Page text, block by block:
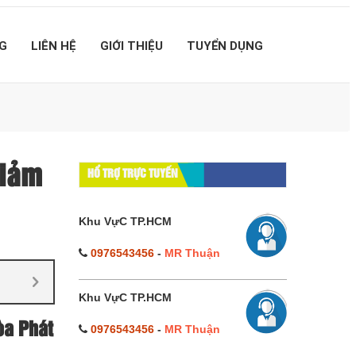
LIÊN HỆ GIỚI THIỆU TUYỂN DỤNG
Phát
HỔ TRỢ TRỰC TUYẾN
Khu VựC TP.HCM
0976543456- MR Thuận
Khu VựC TP.HCM
0976543456- MR Thuận